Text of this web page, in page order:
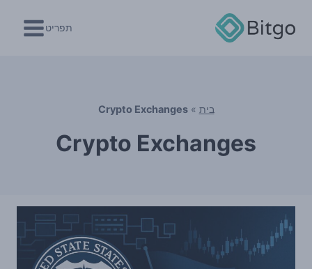
תפריט
בית »
Crypto Exchanges
Crypto Exchanges